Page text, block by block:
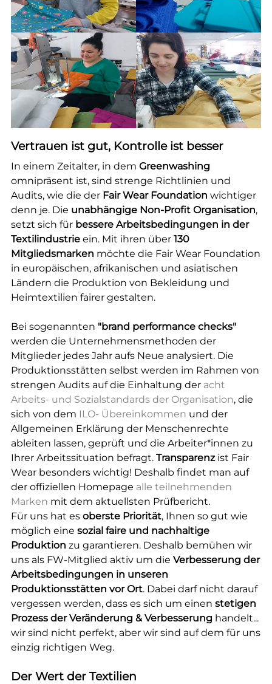
Vertrauen ist gut, Kontrolle ist besser
In einem Zeitalter, in dem Greenwashing
omnipräsent ist, sind strenge Richtlinien und
Audits, wie die der Fair Wear Foundation wichtiger
denn je. Die unabhängige Non-Profit Organisation,
setzt sich für bessere Arbeitsbedingungen in der
Textilindustrie ein. Mit ihren über 130
Mitgliedsmarken möchte die Fair Wear Foundation
in europäischen, afrikanischen und asiatischen
Ländern die Produktion von Bekleidung und
Heimtextilien fairer gestalten.
Bei sogenannten "brand performance checks"
werden die Unternehmensmethoden der
Mitglieder jedes Jahr aufs Neue analysiert. Die
Produktionsstätten selbst werden im Rahmen von
strengen Audits auf die Einhaltung der acht
Arbeits- und Sozialstandards der Organisation, die
sich von dem ILO- Übereinkommen und der
Allgemeinen Erklärung der Menschenrechte
ableiten lassen, geprüft und die Arbeiter*innen zu
Ihrer Arbeitssituation befragt. Transparenzist Fair
Wear besonders wichtig! Deshalb findet man auf
der offiziellen Homepage alle teilnehmenden
Marken mit dem aktuellsten Prüfbericht.
Für uns hat es oberste Priorität, Ihnen so gut wie
möglich eine sozial faire und nachhaltige
Produktion zu garantieren. Deshalb bemühen wir
uns als FW-Mitglied aktiv um die Verbesserung der
Arbeitsbedingungen in unseren
Produktionsstätten vor Ort. Dabei darf nicht darauf
vergessen werden, dass es sich um einen stetigen
Prozess der Veränderung & Verbesserung handelt...
wir sind nicht perfekt, aber wir sind auf dem für uns
einzig richtigen Weg.
Der Wert der Textilien